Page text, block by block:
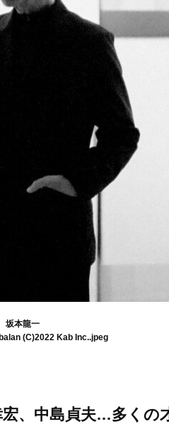
坂本龍一
(C)2022 Kab Inc..jpeg
、中島貞夫…多くの